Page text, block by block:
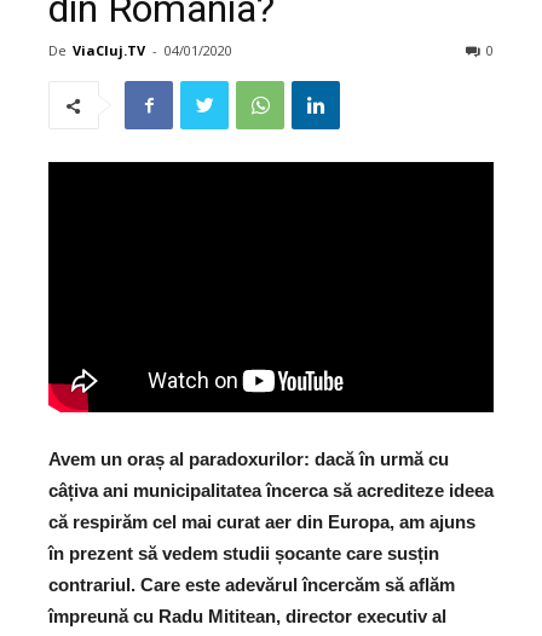
De ViaCluj.TV - 04/01/2020 0
Avem un oraș al paradoxurilor: dacă în urmă cu
câțiva ani municipalitatea încerca să acrediteze ideea
că respirăm cel mai curat aer din Europa, am ajuns
în prezent să vedem studii șocante care susțin
contrariul. Care este adevărul încercăm să aflăm
împreună cu Radu Mititean, director executiv al